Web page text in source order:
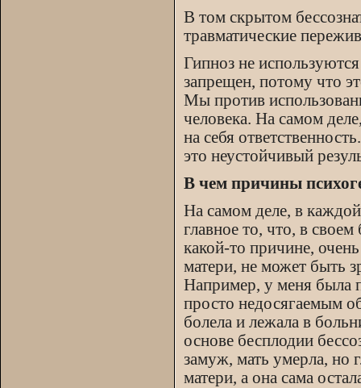
В том скрытом
травматические
Гипноз не
запрещен, потому что
Мы против
человека. На самом
на себя
это неустойчивый
В чем причины
На самом деле, в
главное то, что, в
какой-то причине,
матери, не может быть
Например, у меня была
просто недосягаемым
болела и лежала в
основе бесплодии
замуж, мать умерла, но
матери, а она сама